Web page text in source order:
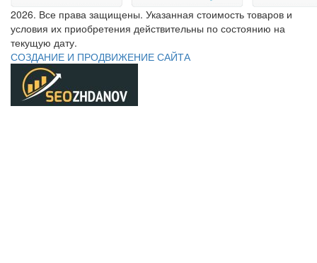
2026. Все права защищены. Указанная стоимость товаров и
условия их приобретения действительны по состоянию на
текущую дату.
СОЗДАНИЕ И ПРОДВИЖЕНИЕ САЙТА